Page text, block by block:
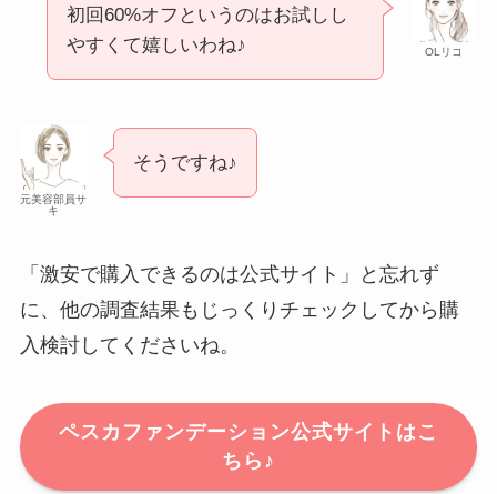
OLリコ
初回60%オフというのはお試しし
やすくて嬉しいわね♪
元美容部員サ
キ
そうですね♪
「激安で購入できるのは公式サイト」と忘れず
に、他の調査結果もじっくりチェックしてから購
入検討してくださいね。
ペスカファンデーション公式サイトはこ
ちら♪